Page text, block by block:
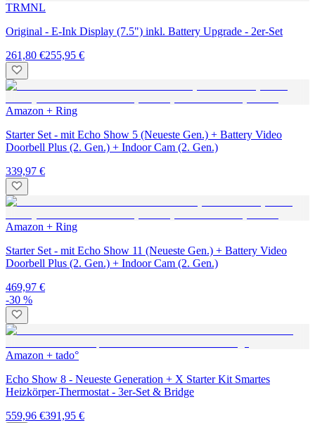
TRMNL
Original - E-Ink Display (7.5") inkl. Battery Upgrade - 2er-Set
261,80 €255,95 €
Amazon + Ring
Starter Set - mit Echo Show 5 (Neueste Gen.) + Battery Video
Doorbell Plus (2. Gen.) + Indoor Cam (2. Gen.)
339,97 €
Amazon + Ring
Starter Set - mit Echo Show 11 (Neueste Gen.) + Battery Video
Doorbell Plus (2. Gen.) + Indoor Cam (2. Gen.)
469,97 €
-30 %
Amazon + tado°
Echo Show 8 - Neueste Generation + X Starter Kit Smartes
Heizkörper-Thermostat - 3er-Set & Bridge
559,96 €391,95 €